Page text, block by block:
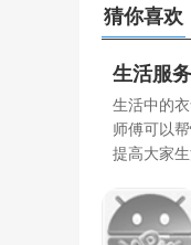
猜你喜欢
生活服务
生活中的
师傅可以
提高大家